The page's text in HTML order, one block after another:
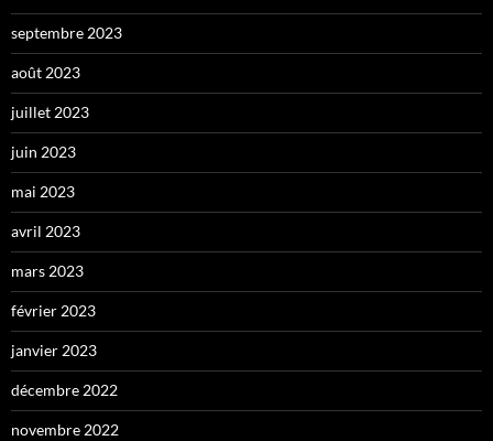
septembre 2023
août 2023
juillet 2023
juin 2023
mai 2023
avril 2023
mars 2023
février 2023
janvier 2023
décembre 2022
novembre 2022